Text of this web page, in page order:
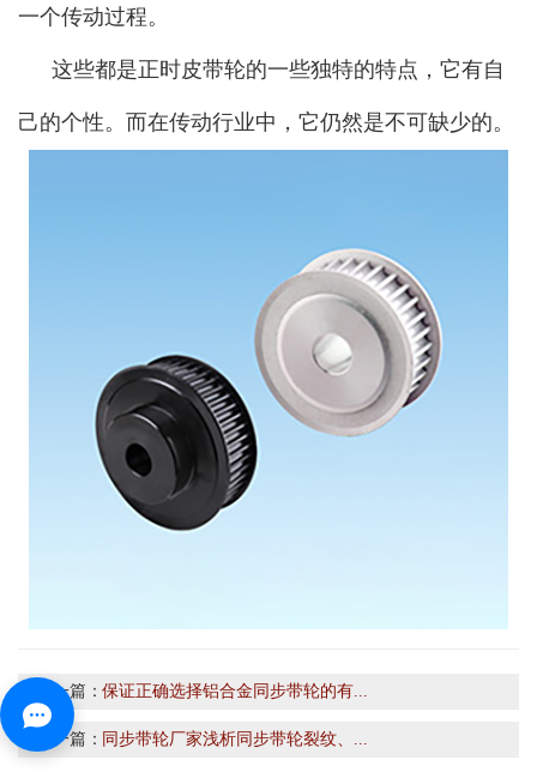
一个传动过程。
这些都是正时皮带轮的一些独特的特点，它有自
己的个性。而在传动行业中，它仍然是不可缺少的。
上一篇：保证正确选择铝合金同步带轮的有...
下一篇： 同步带轮厂家浅析同步带轮裂纹、...